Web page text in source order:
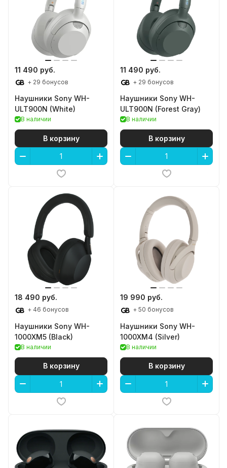
11 490 руб.
+ 29 бонусов
Наушники Sony WH-
ULT900N (White)
В наличии
В корзину
11 490 руб.
+ 29 бонусов
Наушники Sony WH-
ULT900N (Forest Gray)
В наличии
В корзину
18 490 руб.
+ 46 бонусов
Наушники Sony WH-
1000XM5 (Black)
В наличии
В корзину
19 990 руб.
+ 50 бонусов
Наушники Sony WH-
1000XM4 (Silver)
В наличии
В корзину